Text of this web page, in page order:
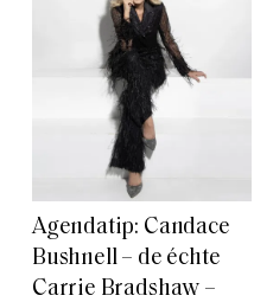
Agendatip: Candace
Bushnell – de échte
Carrie Bradshaw –